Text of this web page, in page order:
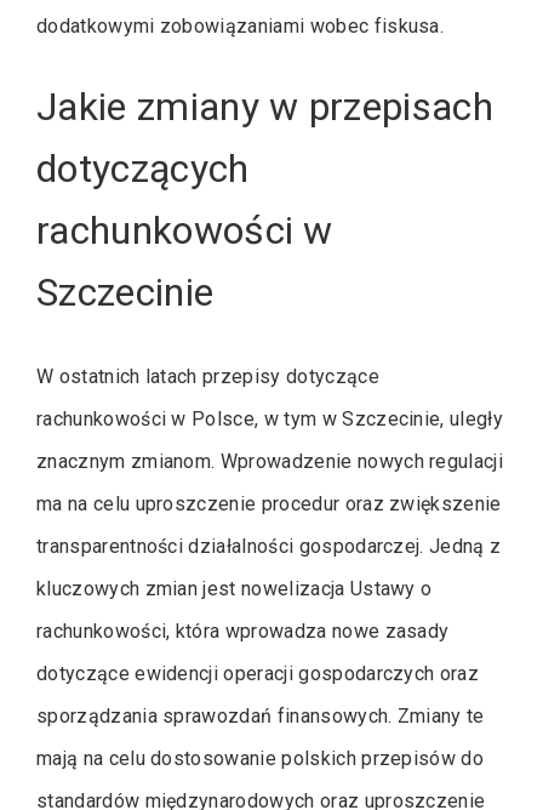
dodatkowymi zobowiązaniami wobec fiskusa.
Jakie zmiany w przepisach
dotyczących
rachunkowości w
Szczecinie
W ostatnich latach przepisy dotyczące
rachunkowości w Polsce, w tym w Szczecinie, uległy
znacznym zmianom. Wprowadzenie nowych regulacji
ma na celu uproszczenie procedur oraz zwiększenie
transparentności działalności gospodarczej. Jedną z
kluczowych zmian jest nowelizacja Ustawy o
rachunkowości, która wprowadza nowe zasady
dotyczące ewidencji operacji gospodarczych oraz
sporządzania sprawozdań finansowych. Zmiany te
mają na celu dostosowanie polskich przepisów do
standardów międzynarodowych oraz uproszczenie